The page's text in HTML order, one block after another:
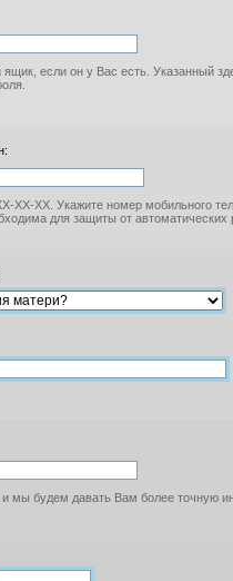
ящик, если он у Вас есть. Указанный
XX-XX. Укажите номер мобильного
для защиты от автоматических
и мы будем давать Вам более точную